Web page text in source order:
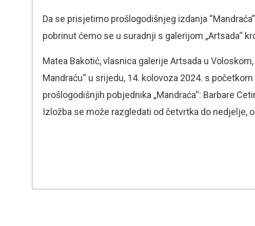
Da se prisjetimo prošlogodišnjeg izdanja
pobrinut ćemo se u suradnji s galerijom „Artsada“
Matea Bakotić, vlasnica galerije Artsada u
Mandraću“ u srijedu, 14. kolovoza 2024. s
prošlogodišnjih pobjednika „Mandraća“: Barbare
Izložba se može razgledati od četvrtka do nedjelje,